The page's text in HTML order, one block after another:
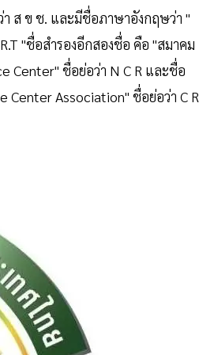
ส ข ช. และมีชื่อภาษาอังกฤษว่า "
"ชื่อสำรองอีกสองชื่อ คือ "สมาคม
Center" ชื่อย่อว่า N C R และชื่อ
Association" ชื่อย่อว่า C